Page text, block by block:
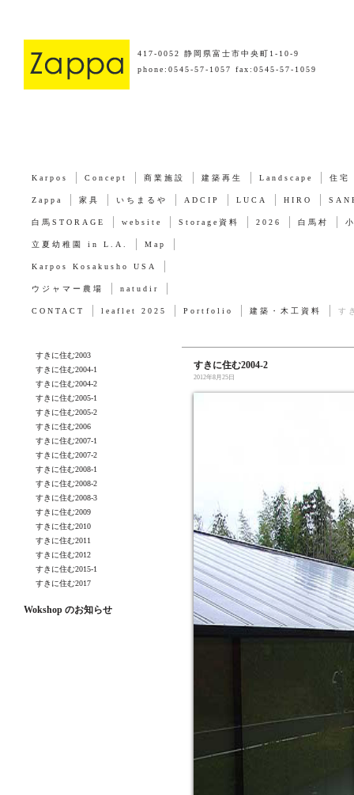
417-0052 静岡県富士市中央町1-10-9
phone:0545-57-1057 fax:0545-57-1059
Karpos Concept 商業施設 建築再生 Landscape 住宅
Zappa 家具 いちまるや ADCIP LUCA HIRO
白馬STORAGE website Storage資料 2026 白馬村
立夏幼稚園 in L.A. Map
Karpos Kosakusho USA
ウジャマー農場 natudir
CONTACT leaflet 2025 Portfolio 建築・木工資料 す
すきに住む2003
すきに住む2004-1
すきに住む2004-2
すきに住む2005-1
すきに住む2005-2
すきに住む2006
すきに住む2007-1
すきに住む2007-2
すきに住む2008-1
すきに住む2008-2
すきに住む2008-3
すきに住む2009
すきに住む2010
すきに住む2011
すきに住む2012
すきに住む2015-1
すきに住む2017
Wokshop のお知らせ
すきに住む2004-2
2012年8月25日